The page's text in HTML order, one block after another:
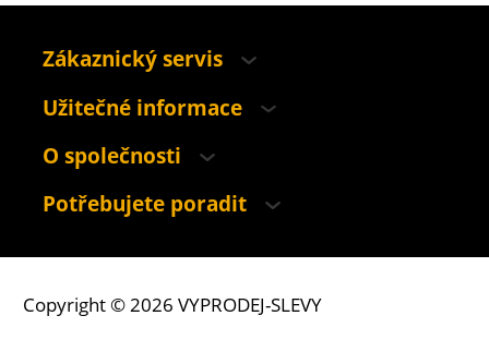
Zákaznický servis
Užitečné informace
O společnosti
Potřebujete poradit
Copyright © 2026 VYPRODEJ-SLEVY